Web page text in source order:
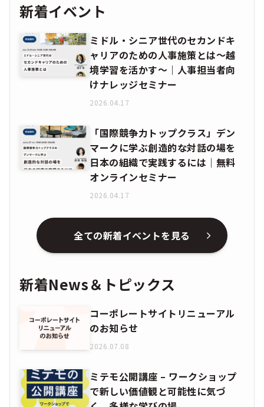
新着イベント
ミドル・シニア世代のセカンドキ
ャリアのための人事施策とは〜越
境学習を活かす〜｜人事担当者向
けナレッジセミナー
2026.04.17
「国際競争力トップクラス」デン
マークに学ぶ創造的な対話の場を
日本の組織で実践するには｜無料
オンラインセミナー
2026.04.17
全ての新着イベントを見る
新着News＆トピックス
コーポレートサイトリニューアル
のお知らせ
2026.07.08
ミテモ公開講座 – ワークショップ
で新しい価値観と可能性に気づ